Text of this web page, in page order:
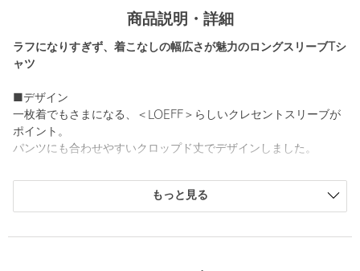
商品説明・詳細
ラフになりすぎず、着こなしの幅広さが魅力のロングスリーブTシ
ャツ
■デザイン
一枚着でもさまになる、＜LOEFF＞らしいクレセントスリーブが
ポイント。
パンツにも合わせやすいクロップド丈でデザインしました。
■素材
ヌメリ・光沢・柔らかさが特徴のオーガニックコットンを使用。
さとハリ感をあわせ持った風合いが特徴です。
もっと見る